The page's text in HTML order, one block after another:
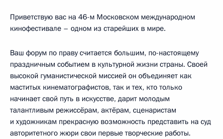
Приветствую вас на 46-м Московском международном
кинофестивале – одном из старейших в мире.
Ваш форум по праву считается большим, по-настоящему
праздничным событием в культурной жизни страны. Своей
высокой гуманистической миссией он объединяет как
маститых кинематографистов, так и тех, кто только
начинает свой путь в искусстве, дарит молодым
талантливым режиссёрам, актёрам, сценаристам
и художникам прекрасную возможность представить на суд
авторитетного жюри свои первые творческие работы.